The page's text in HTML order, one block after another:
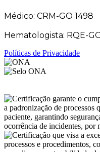
Médico: CRM-GO 1498
Hematologista: RQE-
Políticas de Privacidade